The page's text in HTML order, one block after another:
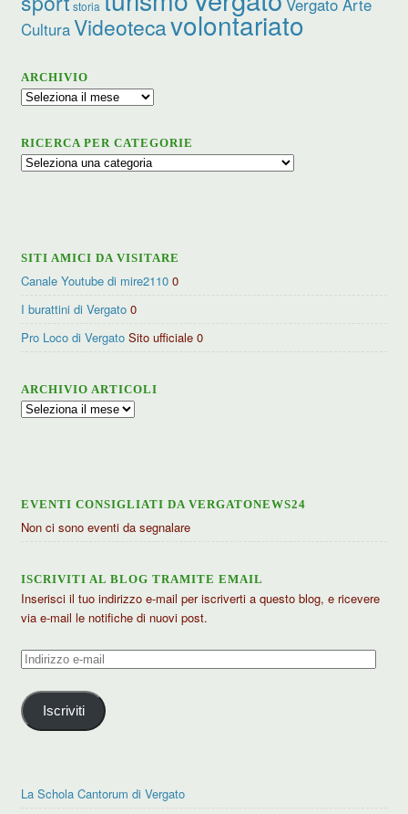
storia
Vergato Arte
CulturaVideotecavolontariato
ARCHIVIO
Archivio
RICERCA PER CATEGORIE
Ricerca
SITI AMICI DA VISITARE
Canale Youtube di mire2110 0
I burattini di Vergato 0
Pro Loco di Vergato Sito ufficiale 0
ARCHIVIO ARTICOLI
Archivio
EVENTI CONSIGLIATI DA VERGATONEWS24
Non ci sono eventi da segnalare
ISCRIVITI AL BLOG TRAMITE EMAIL
Inserisci il tuo indirizzo e-mail per iscriverti a questo blog, e ricevere
via e-mail le notifiche di nuovi post.
Indirizzo
mail
Iscriviti
La Schola Cantorum di Vergato